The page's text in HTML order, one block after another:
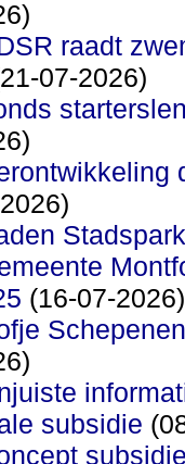
raadt
07-2026)
(16-07-2026)
subsidie